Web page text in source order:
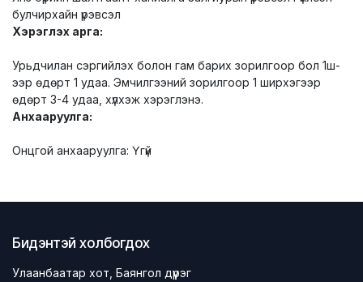
булчирхайн үрэвсэл
Хэрэглэх арга:
Урьдчилан сэргийлэх болон гам барих зорилгоор бол 1ш-
ээр өдөрт 1 удаа. Эмчилгээний зорилгоор 1 ширхэгээр
өдөрт 3-4 удаа, хүлхэж хэрэглэнэ.
Анхааруулга:
Онцгой анхааруулга: Үгүй
Бидэнтэй холбогдох
Улаанбаатар хот, Баянгол дүүрэг